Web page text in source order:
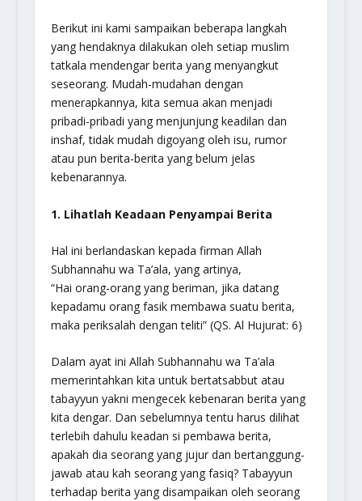
Berikut ini kami sampaikan beberapa langkah
yang hendaknya dilakukan oleh setiap muslim
tatkala mendengar berita yang menyangkut
seseorang. Mudah-mudahan dengan
menerapkannya, kita semua akan menjadi
pribadi-pribadi yang menjunjung keadilan dan
inshaf, tidak mudah digoyang oleh isu, rumor
atau pun berita-berita yang belum jelas
kebenarannya.
1. Lihatlah Keadaan Penyampai Berita
Hal ini berlandaskan kepada firman Allah
Subhannahu wa Ta’ala, yang artinya,
“Hai orang-orang yang beriman, jika datang
kepadamu orang fasik membawa suatu berita,
maka periksalah dengan teliti”(QS. Al Hujurat: 6)
Dalam ayat ini Allah Subhannahu wa Ta’ala
memerintahkan kita untuk bertatsabbut atau
tabayyun yakni mengecek kebenaran berita yang
kita dengar. Dan sebelumnya tentu harus dilihat
terlebih dahulu keadan si pembawa berita,
apakah dia seorang yang jujur dan bertanggung-
jawab atau kah seorang yang fasiq? Tabayyun
terhadap berita yang disampaikan oleh seorang